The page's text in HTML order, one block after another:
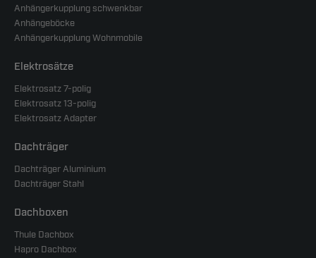
Anhängerkupplung schwenkbar
Anhängeböcke
Anhängerkupplung Wohnmobile
Elektrosätze
Elektrosatz 7-polig
Elektrosatz 13-polig
Elektrosatz Adapter
Dachträger
Dachträger Aluminium
Dachträger Stahl
Dachboxen
Thule Dachbox
Hapro Dachbox